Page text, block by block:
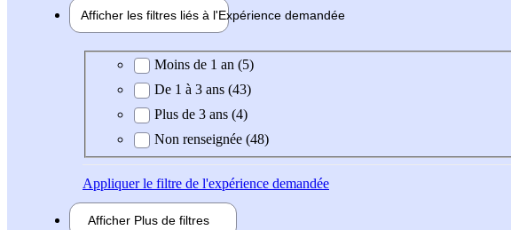
Afficher les filtres liés à l'Expérience demandée
Expérience demandée
Moins de 1 an (5)
De 1 à 3 ans (43)
Plus de 3 ans (4)
Non renseignée (48)
Appliquerle filtre de l'expérience demandée
Afficher Plus de filtres